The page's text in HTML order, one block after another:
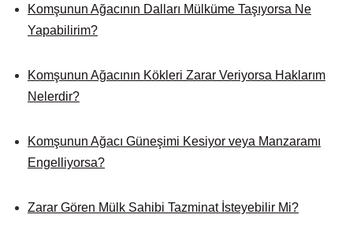
Komşunun Ağacının Dalları Mülküme Taşıyorsa Ne
Yapabilirim?
Komşunun Ağacının Kökleri Zarar Veriyorsa Haklarım
Nelerdir?
Komşunun Ağacı Güneşimi Kesiyor veya Manzaramı
Engelliyorsa?
Zarar Gören Mülk Sahibi Tazminat İsteyebilir Mi?